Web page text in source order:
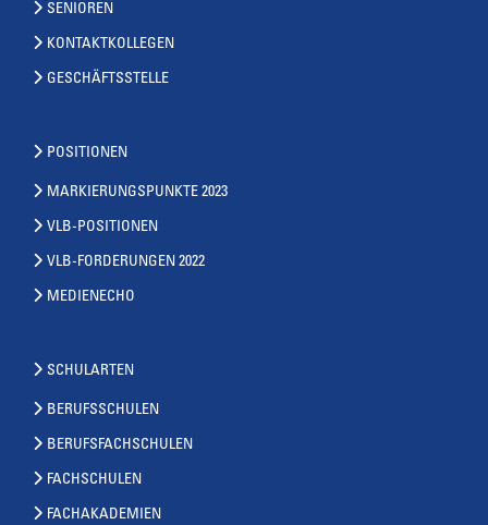
SENIOREN
KONTAKTKOLLEGEN
GESCHÄFTSSTELLE
POSITIONEN
MARKIERUNGSPUNKTE 2023
VLB-POSITIONEN
VLB-FORDERUNGEN 2022
MEDIENECHO
SCHULARTEN
BERUFSSCHULEN
BERUFSFACHSCHULEN
FACHSCHULEN
FACHAKADEMIEN